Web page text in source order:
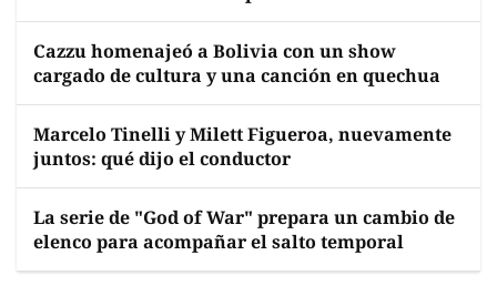
Cazzu homenajeó a Bolivia con un show
cargado de cultura y una canción en quechua
Marcelo Tinelli y Milett Figueroa, nuevamente
juntos: qué dijo el conductor
La serie de "God of War" prepara un cambio de
elenco para acompañar el salto temporal